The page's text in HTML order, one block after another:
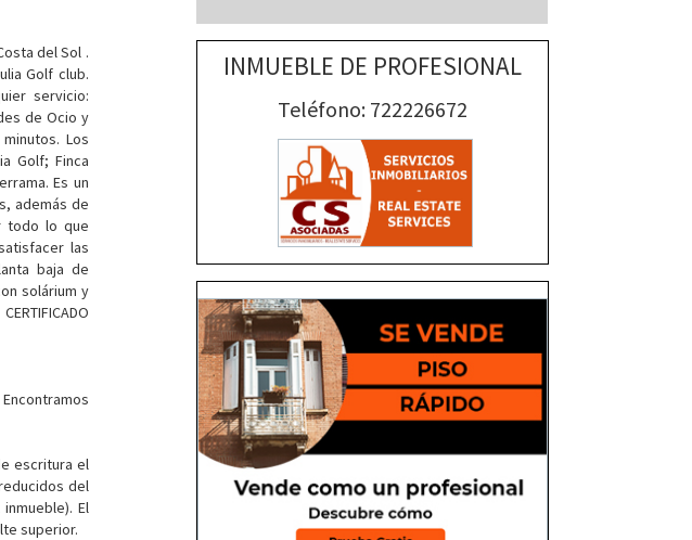
del Sol .
Golf club.
servicio:
de Ocio y
Los
Golf; Finca
Es un
además de
todo lo que
las
baja de
solárium y
escritura el
del
El
superior.
INMUEBLE DE PROFESIONAL
Teléfono: 722226672